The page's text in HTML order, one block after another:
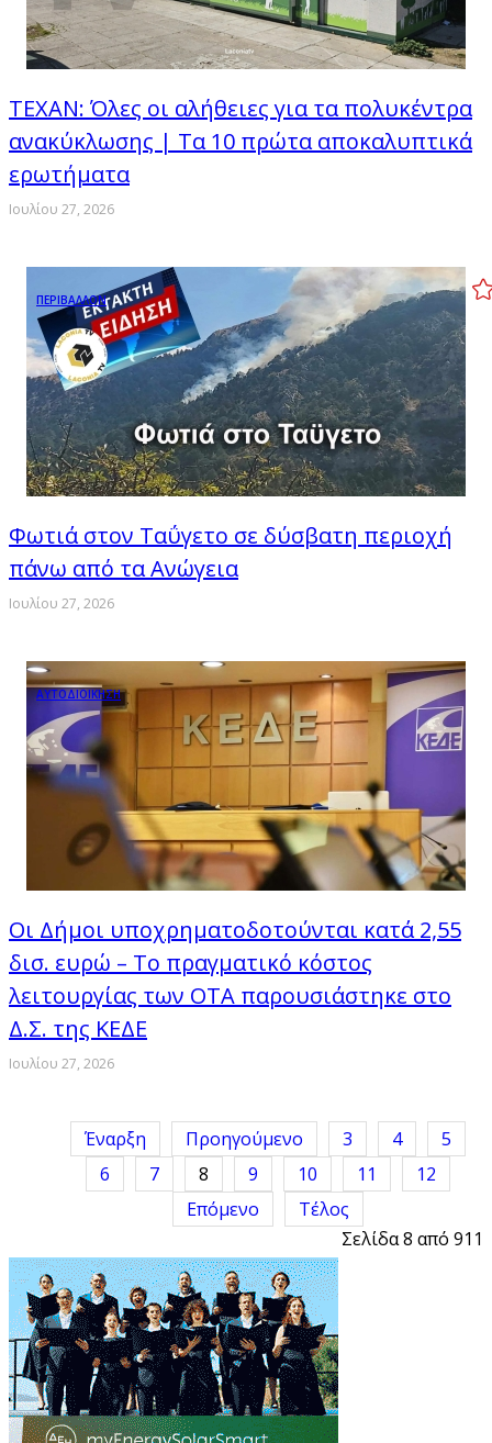
ΤΕΧΑΝ: Όλες οι αλήθειες για τα πολυκέντρα
ανακύκλωσης | Τα 10 πρώτα αποκαλυπτικά
ερωτήματα
Ιουλίου 27, 2026
ΠΕΡΙΒΑΛΛΟΝ
Φωτιά στον Ταΰγετο σε δύσβατη περιοχή
πάνω από τα Ανώγεια
Ιουλίου 27, 2026
ΑΥΤΟΔΙΟΙΚΗΣΗ
Οι Δήμοι υποχρηματοδοτούνται κατά 2,55
δισ. ευρώ – Το πραγματικό κόστος
λειτουργίας των ΟΤΑ παρουσιάστηκε στο
Δ.Σ. της ΚΕΔΕ
Ιουλίου 27, 2026
Έναρξη Προηγούμενο 3 4
5
6
7 8 9 10 11
12
Επόμενο
Τέλος
Σελίδα 8 από 911